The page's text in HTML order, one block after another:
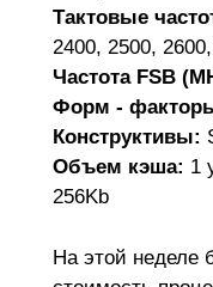
Тактовые
2400, 2500,
Частота FSB
Форм -
Конструктивы:
Объем кэша: 1
256Kb
На этой неделе